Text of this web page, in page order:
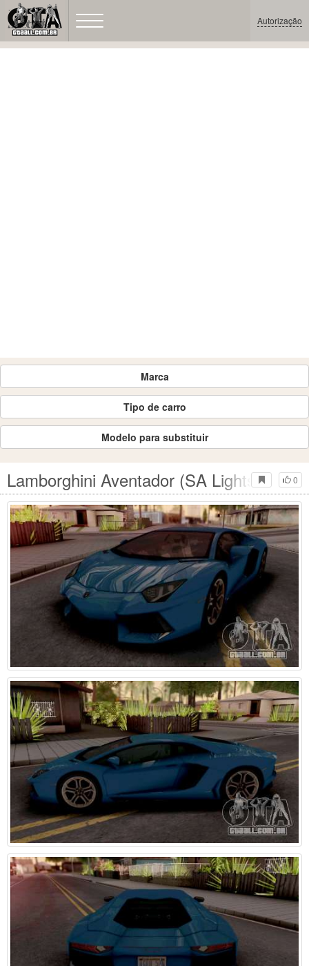
Autorização
Marca
Tipo de carro
Modelo para substituir
0
Lamborghini Aventador (SA Lights)